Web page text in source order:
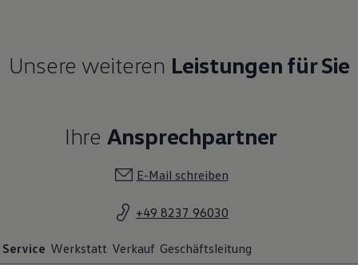
Unsere weiteren Leistungen für Sie
Ihre Ansprechpartner
E-Mail schreiben
+49 8237 96030
Service Werkstatt Verkauf Geschäftsleitung